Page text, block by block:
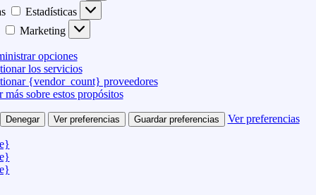
Estadísticas
Marketing
opciones
los servicios
{vendor_count} proveedores
más sobre estos propósitos
Denegar Ver preferencias Guardar preferencias Ver preferencias